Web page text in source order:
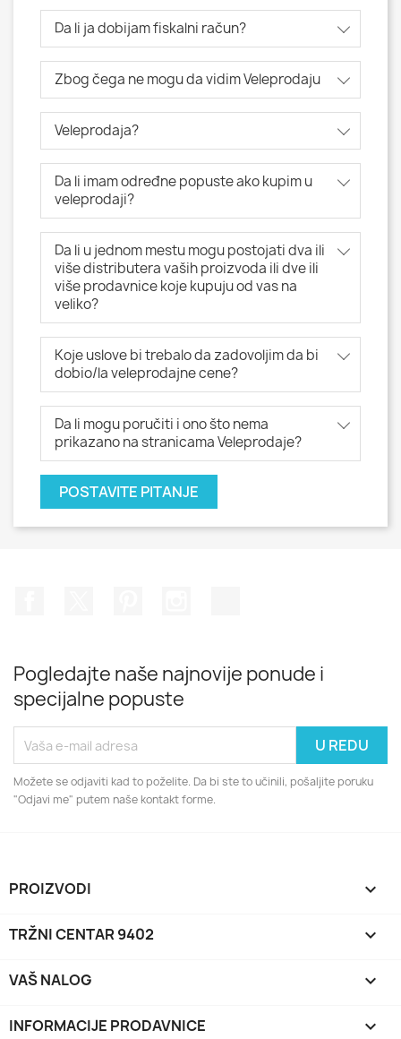
Da li ja dobijam fiskalni račun?
Zbog čega ne mogu da vidim Veleprodaju
Veleprodaja?
Da li imam određne popuste ako kupim u
veleprodaji?
Da li u jednom mestu mogu postojati dva ili
više distributera vaših proizvoda ili dve ili
više prodavnice koje kupuju od vas na
veliko?
Koje uslove bi trebalo da zadovoljim da bi
dobio/la veleprodajne cene?
Da li mogu poručiti i ono što nema
prikazano na stranicama Veleprodaje?
POSTAVITE PITANJE
Pogledajte naše najnovije ponude i
specijalne popuste
Možete se odjaviti kad to poželite. Da bi ste to učinili, pošaljite poruku
"Odjavi me" putem naše kontakt forme.
PROIZVODI 
TRŽNI CENTAR 9402 
VAŠ NALOG 
INFORMACIJE PRODAVNICE keyboard_arrow_down